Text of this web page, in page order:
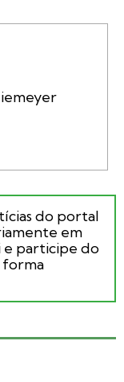
do portal
em
e participe do
forma